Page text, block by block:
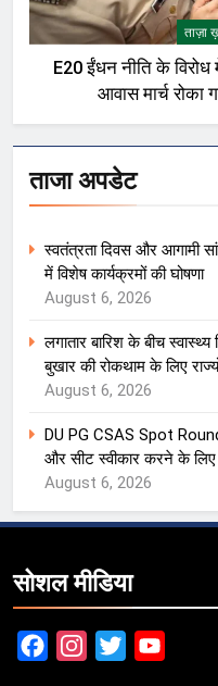
ताज़ा
E20 ईंधन नीति के
आवास मार्च रोका
ताजा अपडेट
स्वतंत्रता दिवस और आगामी
में विशेष कार्यक्रमों की घोषणा
August 6, 2026
लगातार बारिश के बीच
बुखार की रोकथाम के लिए
August 6, 2026
DU PG CSAS Spot
और सीट स्वीकार करने के लिए
August 6, 2026
सोशल मीडिया
FacebookInstagram
Twitter